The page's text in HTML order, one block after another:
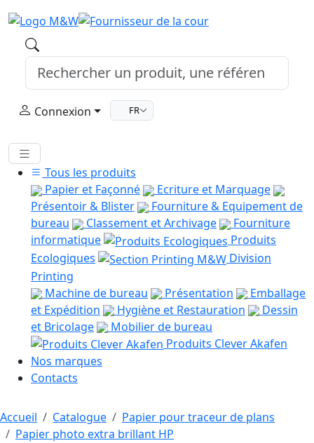
Connexion FR
Tous les produits
Papier et Façonné
Ecriture et Marquage
Présentoir & Blister
Fourniture & Equipement de
bureau
Classement et Archivage
Fourniture
informatique
Produits
Ecologiques
Division
Printing
Machine de bureau
Présentation
Emballage
et Expédition
Hygiène et Restauration
Dessin
et Bricolage
Mobilier de bureau
Produits Clever Akafen
Nos marques
Contacts
Accueil Catalogue
Papier pour traceur de plans
Papier photo extra brillant HP